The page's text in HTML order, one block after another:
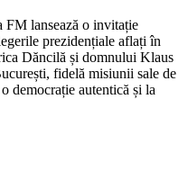
FM lansează o invitație
prezidențiale aflați în
Dăncilă și domnului Klaus
fidelă misiunii sale de
democrație autentică și la